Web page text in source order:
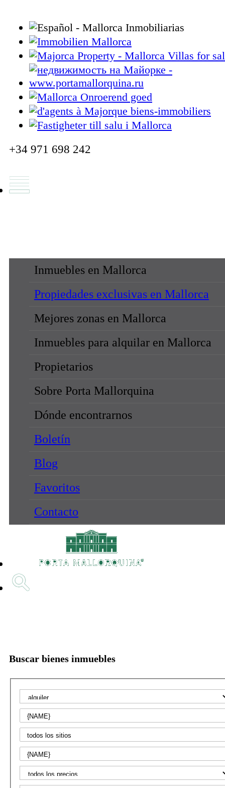
+34 971 698 242
Inmuebles en Mallorca
Propiedades exclusivas en Mallorca
Mejores zonas en Mallorca
Inmuebles para alquilar en Mallorca
Propietarios
Sobre Porta Mallorquina
Dónde encontrarnos
Boletín
Blog
Favoritos
Contacto
Buscar bienes inmuebles